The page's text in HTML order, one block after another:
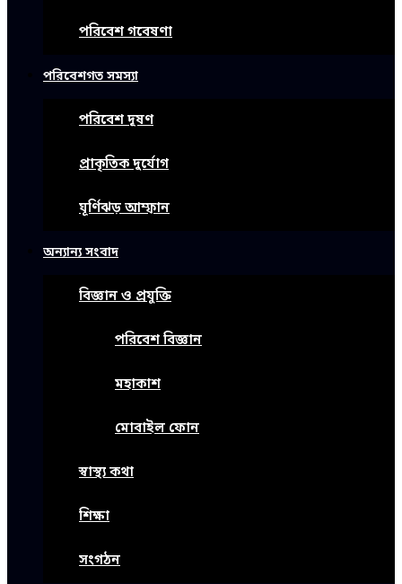
পরিবেশ গবেষণা
পরিবেশগত সমস্যা
পরিবেশ দূষণ
প্রাকৃতিক দুর্যোগ
ঘূর্ণিঝড় আম্ফান
অন্যান্য সংবাদ
বিজ্ঞান ও প্রযুক্তি
পরিবেশ বিজ্ঞান
মহাকাশ
মোবাইল ফোন
স্বাস্থ্য কথা
শিক্ষা
সংগঠন